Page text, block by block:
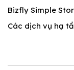
Bizfly Simple
Các dịch vụ hạ